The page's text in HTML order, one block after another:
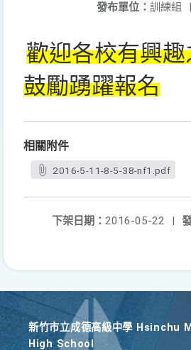
發布單位： 訓練組 |
歡迎各校有興
鼓勵踴躍報名
相關附件
2016-5-11-8-5-38-nf1.pdf
下架日期： 2016-05-22
|
新竹巿立成德高級中學 Hsinchu
High School